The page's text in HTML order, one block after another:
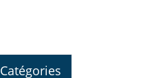
Catégories